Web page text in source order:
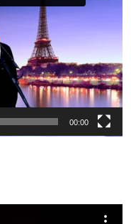
00:00